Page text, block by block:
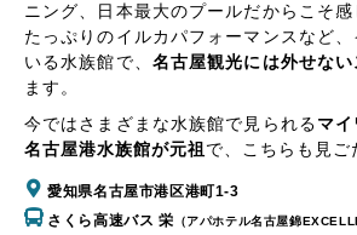
ニング、日本最大のプールだからこそ
たっぷりのイルカパフォーマンスなど
いる水族館で、 名古屋観光には外せない
ます。
今ではさまざまな水族館で見られるマ
名古屋港水族館が元祖 で、こちらも見ご
愛知県名古屋市港区港町1-3
さくら高速バス 栄 （アパホテル名古屋錦